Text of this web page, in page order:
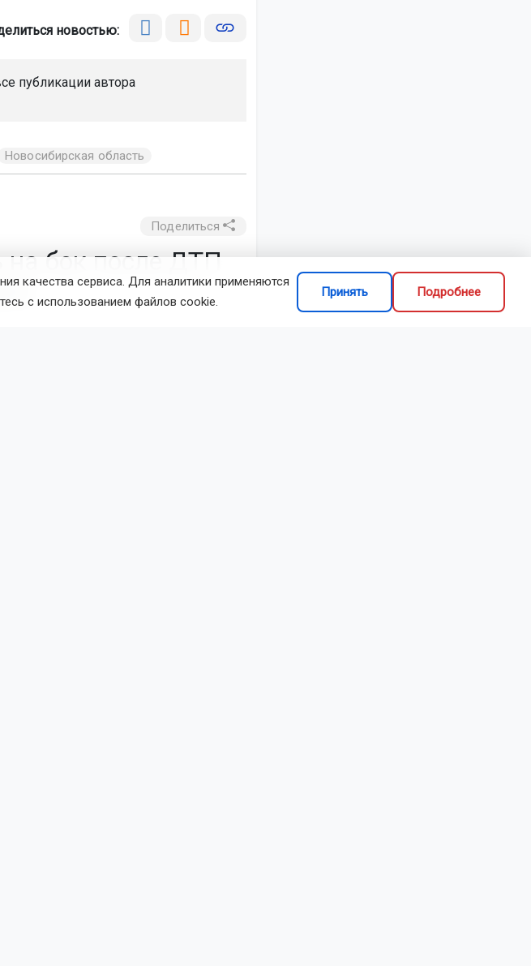
новостью:
публикации автора
Новосибирская область
Поделиться
на бок после ДТП
качества сервиса. Для аналитики применяются
с использованием файлов cookie.
Принять Подробнее